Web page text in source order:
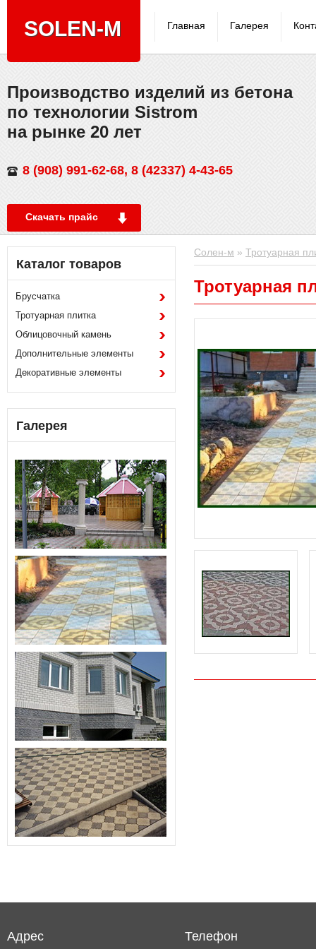
SOLEN-M Главная Галерея
Производствo изделий из бетона
по технологии Sistrom
на рынке 20 лет
8 (908) 991-62-68, 8 (42337) 4-43-65
Скачать прайс
Каталог товаров
Брусчатка
Тротуарная плитка
Облицовочный камень
Дополнительные элементы
Декоративные элементы
Галерея
Солен-м » Тротуарная
Тротуарная
Адрес Телефон